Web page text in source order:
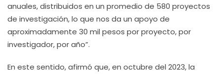
anuales, distribuidos en un promedio de 580 proyectos
de investigación, lo que nos da un apoyo de
aproximadamente 30 mil pesos por proyecto, por
investigador, por año”.
En este sentido, afirmó que, en octubre del 2023, la